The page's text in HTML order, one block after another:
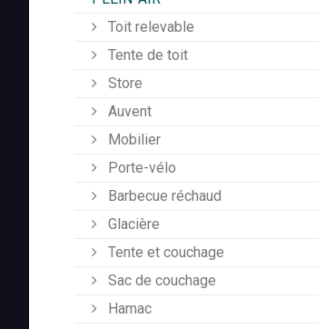
Toit relevable
Tente de toit
Store
Auvent
Mobilier
Porte-vélo
Barbecue réchaud
Glacière
Tente et couchage
Sac de couchage
Hamac